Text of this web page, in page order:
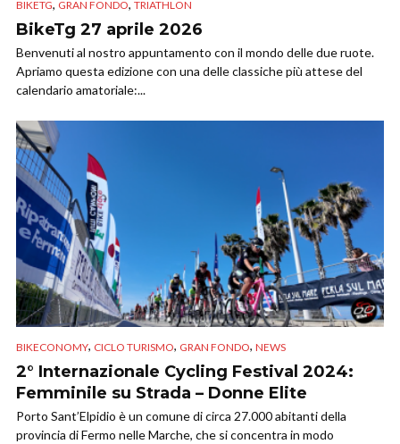
BIKETG, GRAN FONDO, TRIATHLON
BikeTg 27 aprile 2026
Benvenuti al nostro appuntamento con il mondo delle due ruote.
Apriamo questa edizione con una delle classiche più attese del
calendario amatoriale:...
BIKECONOMY, CICLO TURISMO, GRAN FONDO, NEWS
2° Internazionale Cycling Festival 2024:
Femminile su Strada – Donne Elite
Porto Sant’Elpidio è un comune di circa 27.000 abitanti della
provincia di Fermo nelle Marche, che si concentra in modo